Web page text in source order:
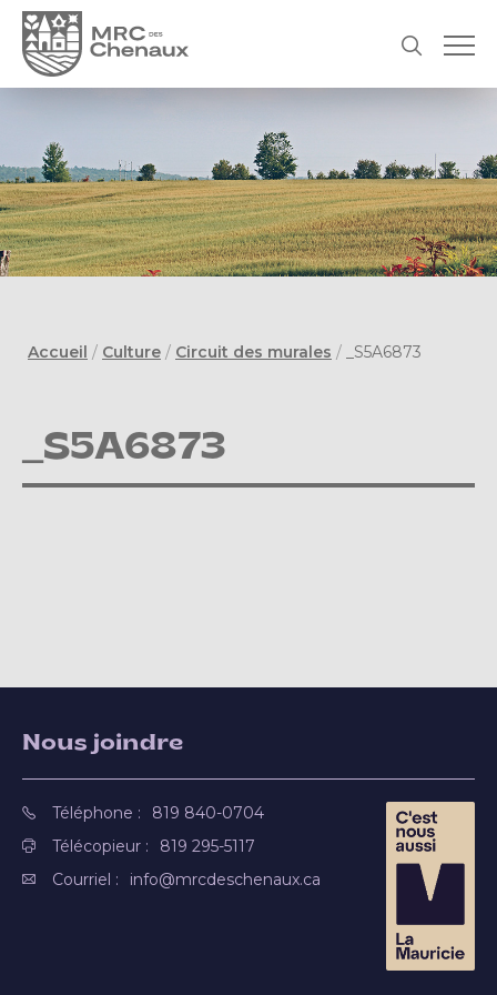
Accueil / Culture / Circuit des murales / _S5A6873
_S5A6873
Nous joindre
Téléphone :
819 840-0704
Télécopieur :
819 295-5117
Courriel :
info@mrcdeschenaux.ca